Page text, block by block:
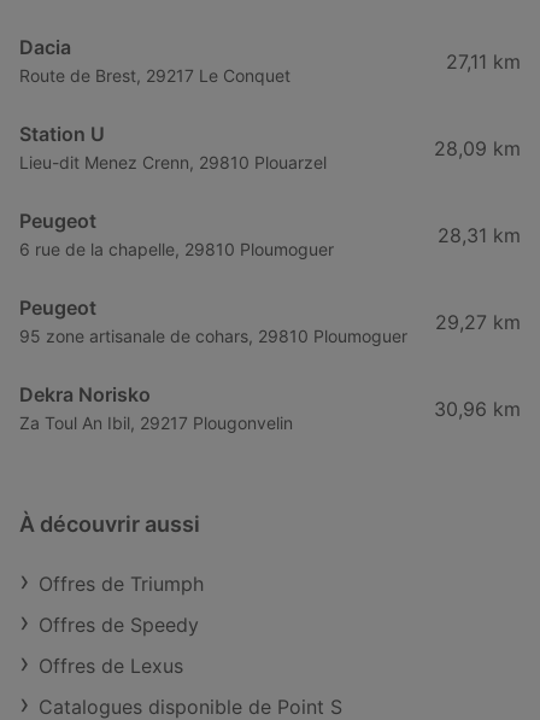
Dacia
Route de Brest, 29217 Le Conquet
27,11 km
Station U
Lieu-dit Menez Crenn, 29810 Plouarzel
28,09 km
Peugeot
6 rue de la chapelle, 29810 Ploumoguer
28,31 km
Peugeot
95 zone artisanale de cohars, 29810 Ploumoguer
29,27 km
Dekra Norisko
Za Toul An Ibil, 29217 Plougonvelin
30,96 km
À découvrir aussi
Offres de Triumph
Offres de Speedy
Offres de Lexus
Catalogues disponible de Point S